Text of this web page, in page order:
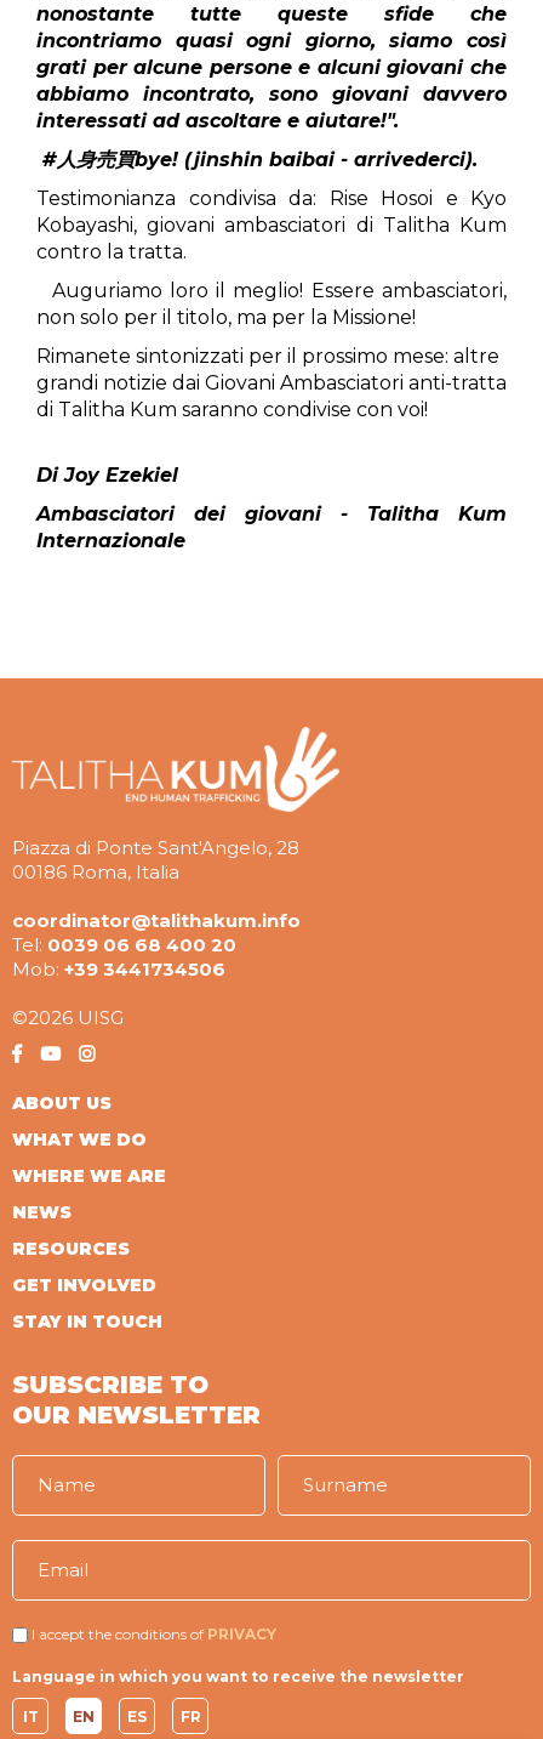
nonostante tutte queste sfide che
incontriamo quasi ogni giorno, siamo così
grati per alcune persone e alcuni giovani che
abbiamo incontrato, sono giovani davvero
interessati ad ascoltare e aiutare!".
#人身売買bye! (jinshin baibai - arrivederci).
Testimonianza condivisa da: Rise Hosoi e Kyo
Kobayashi, giovani ambasciatori di Talitha Kum
contro la tratta.
Auguriamo loro il meglio! Essere ambasciatori,
non solo per il titolo, ma per la Missione!
Rimanete sintonizzati per il prossimo mese: altre
grandi notizie dai Giovani Ambasciatori anti-tratta
di Talitha Kum saranno condivise con voi!
Di Joy Ezekiel
Ambasciatori dei giovani - Talitha Kum
Internazionale
Piazza di Ponte Sant'Angelo, 28
00186 Roma, Italia
coordinator@talithakum.info
Tel: 0039 06 68 400 20
Mob: +39 3441734506
©2026 UISG
ABOUT US
WHAT WE DO
WHERE WE ARE
NEWS
RESOURCES
GET INVOLVED
STAY IN TOUCH
SUBSCRIBE TO
OUR NEWSLETTER
I accept the conditions of PRIVACY
Language in which you want to receive the newsletter
IT EN ES FR